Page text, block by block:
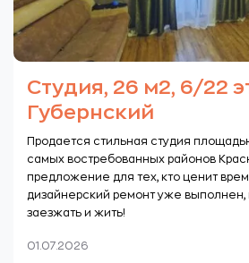
Студия, 26 м2, 6/22
Губернский
Продается стильная студия
самых востребованных районов
предложение для тех, кто ценит
дизайнерский ремонт уже выполнен,
заезжать и жить!
01.07.2026